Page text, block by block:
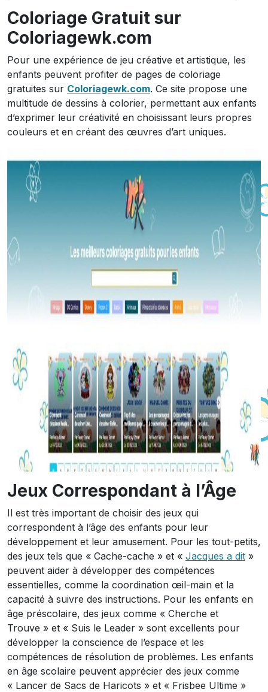
Coloriage Gratuit sur
Coloriagewk.com
Pour une expérience de jeu créative et artistique, les
enfants peuvent profiter de pages de coloriage
gratuites sur Coloriagewk.com. Ce site propose une
multitude de dessins à colorier, permettant aux enfants
d’exprimer leur créativité en choisissant leurs propres
couleurs et en créant des œuvres d’art uniques.
Jeux Correspondant à l’Âge
Il est très important de choisir des jeux qui
correspondent à l’âge des enfants pour leur
développement et leur amusement. Pour les tout-petits,
des jeux tels que « Cache-cache » et « Jacques a dit »
peuvent aider à développer des compétences
essentielles, comme la coordination œil-main et la
capacité à suivre des instructions. Pour les enfants en
âge préscolaire, des jeux comme « Cherche et
Trouve » et « Suis le Leader » sont excellents pour
développer la conscience de l’espace et les
compétences de résolution de problèmes. Les enfants
en âge scolaire peuvent apprécier des jeux comme
« Lancer de Sacs de Haricots » et « Frisbee Ultime »